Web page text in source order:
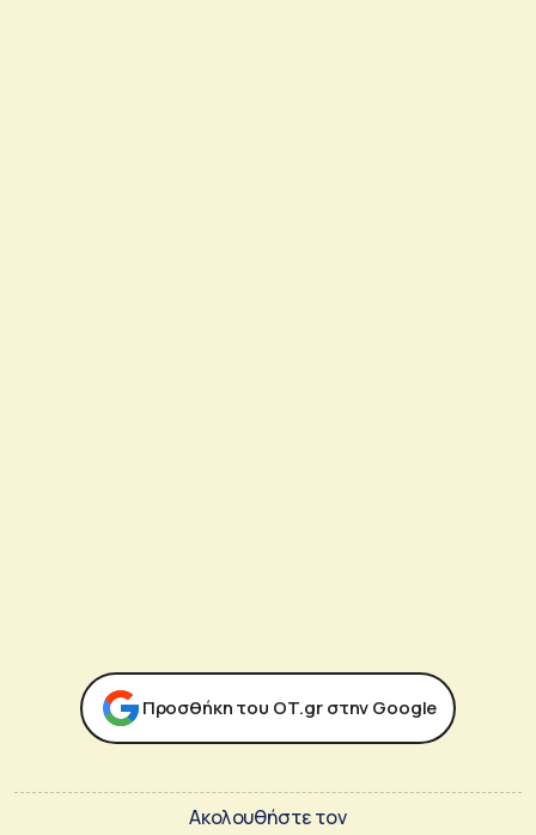
Προσθήκη του ΟΤ.gr στην Google
Ακολουθήστε τον